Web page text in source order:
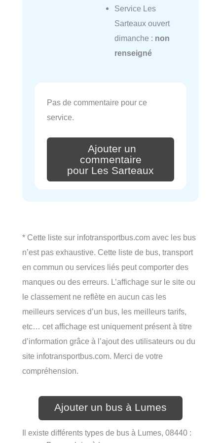
Service Les
Sarteaux ouvert
dimanche : non
renseigné
Pas de commentaire pour ce
service.
Ajouter un
commentaire
pour Les Sarteaux
* Cette liste sur infotransportbus.com avec les bus
n’est pas exhaustive. Cette liste de bus, transport
en commun ou services liés peut comporter des
manques ou des erreurs. L’affichage sur le site ou
le classement ne reflète en aucun cas les
meilleurs services d’un bus, les meilleurs tarifs,
etc… cet affichage est uniquement présent à titre
d’information grâce à l’ajout des utilisateurs ou du
site infotransportbus.com. Merci de votre
compréhension.
Ajouter un bus à Lumes
Il existe différents types de bus à Lumes, 08440 :